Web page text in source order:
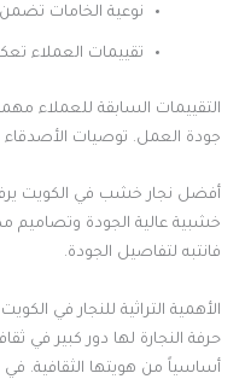
نوعية الخامات تضمن
تقييمات العملاء
التقييمات السابقة للعملاء
جودة العمل. توصيات الأصدقاء
أفضل نجار خشب في الكويت
خشبية عالية الجودة وتصاميم
فانتبه لتفاصيل الجودة.
الأهمية التراثية للنجار في الكويت
حرفة النجارة لها دور كبير في